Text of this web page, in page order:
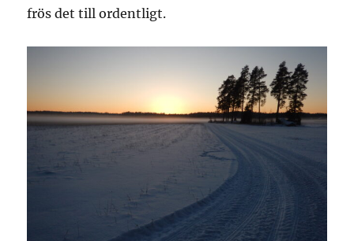
frös det till ordentligt.